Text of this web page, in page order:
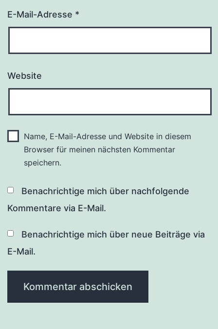
E-Mail-Adresse *
Website
Name, E-Mail-Adresse und Website in diesem
Browser für meinen nächsten Kommentar
speichern.
Benachrichtige mich über nachfolgende
Kommentare via E-Mail.
Benachrichtige mich über neue Beiträge via
E-Mail.